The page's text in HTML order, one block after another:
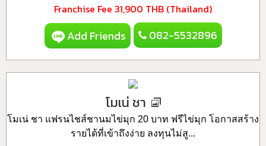
Franchise Fee 31,900 THB (Thailand)
Add Friends 082-5532896
โมเน่ ชา
โมเน่ ชา แฟรนไชส์ชานมไข่มุก 20 บาท ฟรีไข่มุก โอกาสสร้าง
รายได้ที่เข้าถึงง่าย ลงทุนไม่สู...